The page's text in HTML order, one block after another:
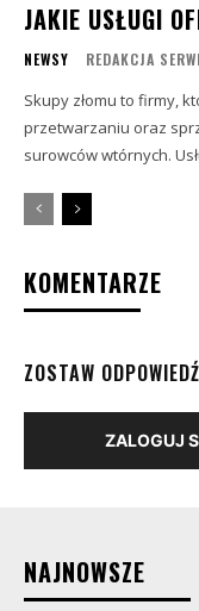
JAKIE USŁUGI
NEWSY REDAKCJA
Skupy złomu to firmy,
przetwarzaniu oraz
surowców wtórnych.
KOMENTARZE
ZOSTAW ODPOWIEDŹ
ZALOGUJ
NAJNOWSZE